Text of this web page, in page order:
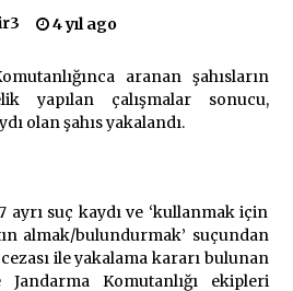
Sahneye Taşınıyor: Çocuklardan
119 Acil Olaya Müdahale Edildi
BELEDİYESİ HAZİRAN AYI MECLİS
GERÇEKLEŞTİRİLDİ
4 yıl ago
aranan şahısların
yapılan çalışmalar sonucu,
olan şahıs yakalandı.
suç kaydı ve ‘kullanmak için
almak/bulundurmak’ suçundan
ile yakalama kararı bulunan
Jandarma Komutanlığı ekipleri